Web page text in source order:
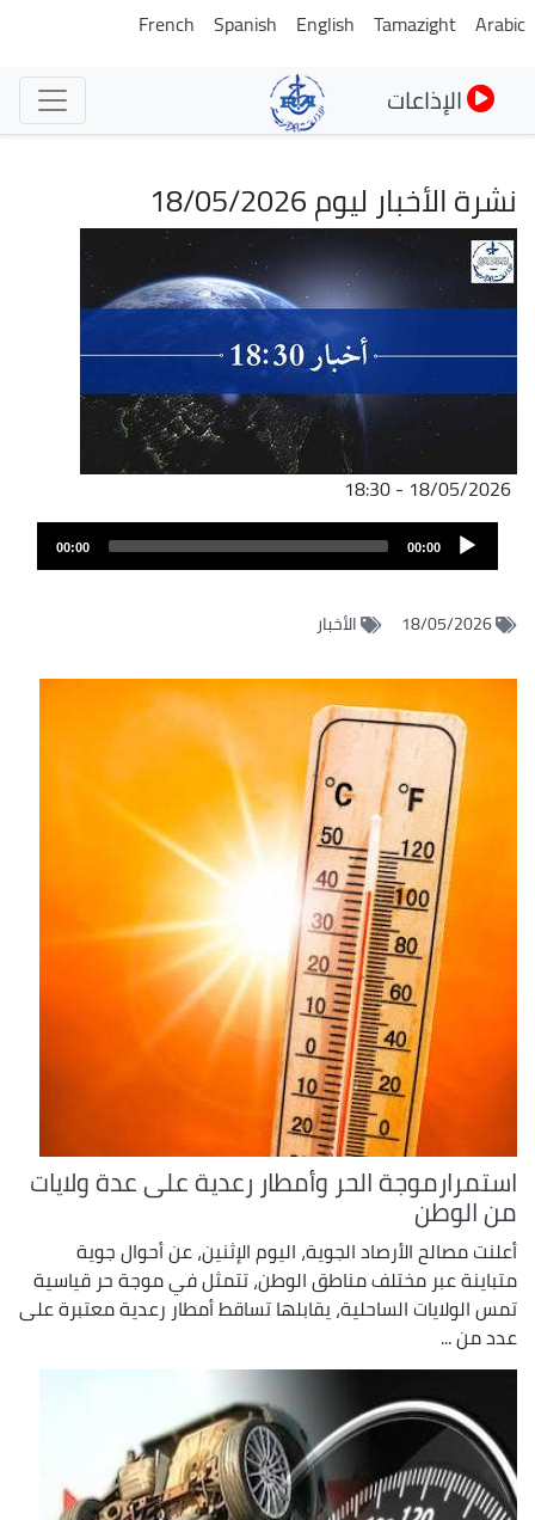
تجاوز
Arabic
Tamazight
English
Spanish
French
الإذاعات
نشرة الأخبار ليوم 18/05/2026
الصورة
18/05/2026 - 18:30
ملف
الصوت
Audio
Player
00:00
00:00
18/05/2026 الأخبار
استمرارموجة الحر وأمطار رعدية على عدة ولايات
من الوطن
أعلنت مصالح الأرصاد الجوية، اليوم الإثنين، عن أحوال جوية
متباينة عبر مختلف مناطق الوطن، تتمثل في موجة حر قياسية
تمس الولايات الساحلية، يقابلها تساقط أمطار رعدية معتبرة على
عدد من ...